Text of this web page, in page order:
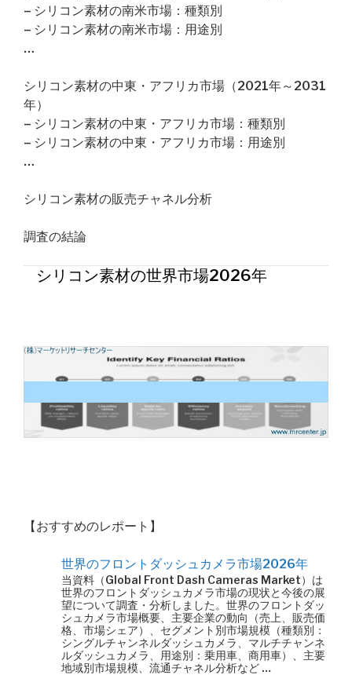
– シリコン素材の南米市場：種類別
– シリコン素材の南米市場：用途別
…
シリコン素材の中東・アフリカ市場（2021年～2031
年）
– シリコン素材の中東・アフリカ市場：種類別
– シリコン素材の中東・アフリカ市場：用途別
…
シリコン素材の販売チャネル分析
調査の結論
シリコン素材の世界市場2026年
【おすすめのレポート】
世界のフロントダッシュカメラ市場2026年
当資料（Global Front Dash Cameras Market）は
世界のフロントダッシュカメラ市場の現状と今後の展
望について調査・分析しました。世界のフロントダッ
シュカメラ市場概要、主要企業の動向（売上、販売価
格、市場シェア）、セグメント別市場規模（種類別：
シングルチャンネルダッシュカメラ、マルチチャンネ
ルダッシュカメラ、用途別：乗用車、商用車）、主要
地域別市場規模、流通チャネル分析など …